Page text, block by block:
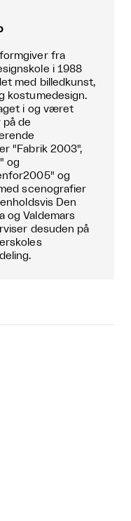
fra
i 1988
med billedkunst,
kostumedesign.
i og været
på de
"Fabrik 2003",
og
og
scenografier
Den
og Valdemars
desuden på